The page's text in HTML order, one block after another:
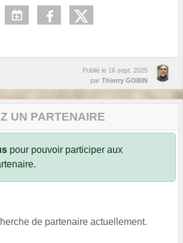
Publié le 16 sept. 2025
par Thierry GOBIN
UN PARTENAIRE
pour pouvoir participer aux
de partenaire actuellement.